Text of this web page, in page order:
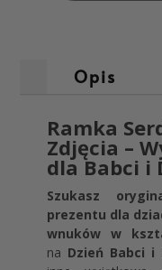
Opis
Ramka
Zdjęcia –
dla Babci i
Szukasz
prezentu dla
wnuków w
na Dzień Babci i